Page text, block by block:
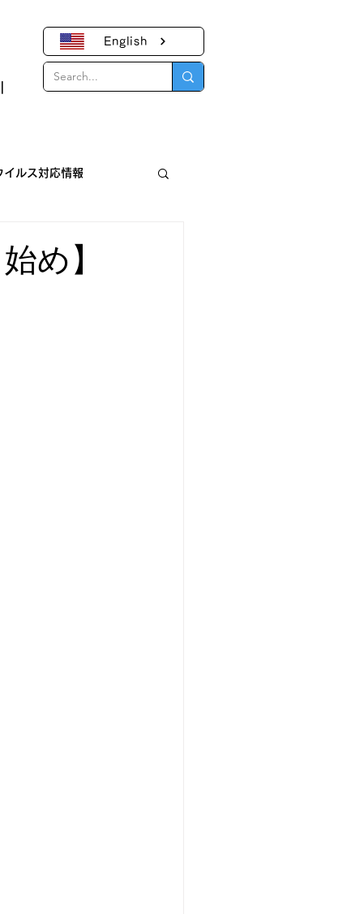
English
イルス対応情報
め】